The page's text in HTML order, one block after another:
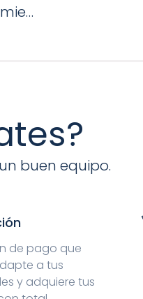
buen equipo.
de pago que
a tus
y adquiere tus